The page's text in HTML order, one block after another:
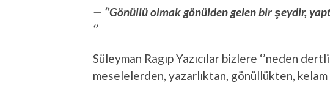
— ‘’Gönüllü olmak gönülden gelen bir şeydir,
‘’
Süleyman Ragıp Yazıcılar bizlere ‘’neden
meselelerden, yazarlıktan, gönüllükten,